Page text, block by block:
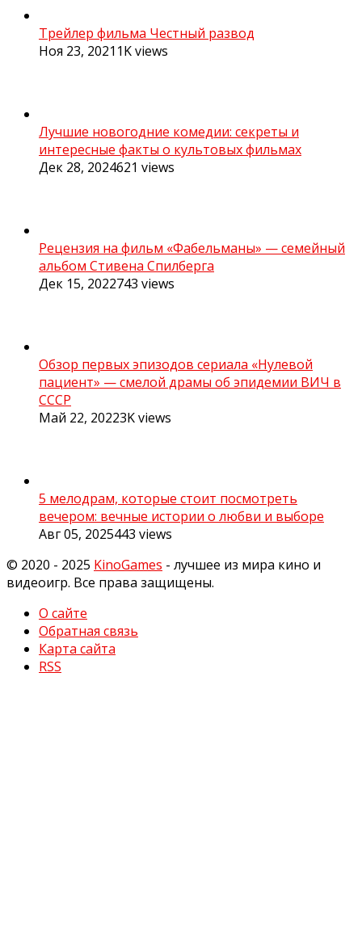
Трейлер фильма Честный развод
Ноя 23, 2021 1Kviews
Лучшие новогодние комедии: секреты и
интересные факты о культовых фильмах
Дек 28, 2024621 views
Рецензия на фильм «Фабельманы» — семейный
альбом Стивена Спилберга
Дек 15, 2022743 views
Обзор первых эпизодов сериала «Нулевой
пациент» — смелой драмы об эпидемии ВИЧ в
СССР
Май 22, 20223Kviews
5 мелодрам, которые стоит посмотреть
вечером: вечные истории о любви и выборе
Авг 05, 2025443 views
© 2020 - 2025 KinoGames - лучшее из мира кино и
видеоигр. Все права защищены.
О сайте
Обратная связь
Карта сайта
RSS